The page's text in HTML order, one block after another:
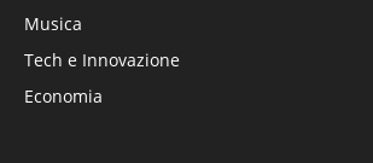
Musica
Tech e Innovazione
Economia